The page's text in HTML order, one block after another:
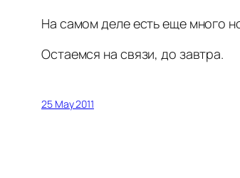
На самом деле есть еще много
Остаемся на связи, до завтра.
25 May 2011